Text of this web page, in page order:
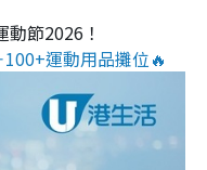
動節2026！
運動用品攤位🔥